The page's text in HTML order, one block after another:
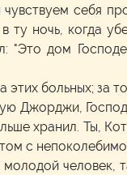
себя
ту ночь, когда
"Это дом
этих больных; за
Джорджи,
хранил. Ты,
с
молодой